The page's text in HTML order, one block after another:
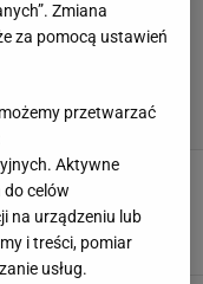
meczu Austria-
Zmiana
za pomocą ustawień
przetwarzać
Aktywne
celów
na urządzeniu lub
i treści, pomiar
usług.